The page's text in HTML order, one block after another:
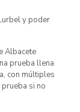
y poder
Albacete
prueba llena
con múltiples
si no